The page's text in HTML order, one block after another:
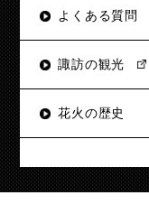
よくある質問
諏訪の観光
花火の歴史